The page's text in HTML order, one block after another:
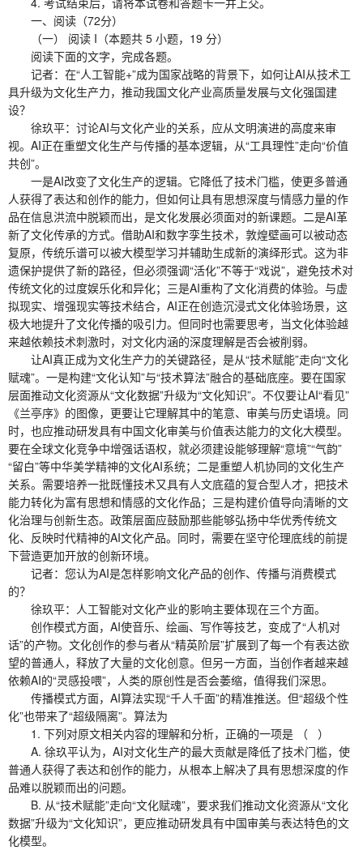
一、阅读（72分）
（一） 阅读 I（本题共 5 小题，19 分）
阅读下面的文字，完成各题。
记者：在“人工智能+”成为国家战略的背景下，如何让AI从技术工
具升级为文化生产力，推动我国文化产业高质量发展与文化强国建
设？
徐玖平：讨论AI与文化产业的关系，应从文明演进的高度来审
视。AI正在重塑文化生产与传播的基本逻辑，从“工具理性”走向“价值
共创”。
一是AI改变了文化生产的逻辑。它降低了技术门槛，使更多普通
人获得了表达和创作的能力，但如何让具有思想深度与情感力量的作
品在信息洪流中脱颖而出，是文化发展必须面对的新课题。二是AI革
新了文化传承的方式。借助AI和数字孪生技术，敦煌壁画可以被动态
复原，传统乐谱可以被大模型学习并辅助生成新的演绎形式。这为非
遗保护提供了新的路径，但必须强调“活化”不等于“戏说”，避免技术对
传统文化的过度娱乐化和异化；三是AI重构了文化消费的体验。与虚
拟现实、增强现实等技术结合，AI正在创造沉浸式文化体验场景，这
极大地提升了文化传播的吸引力。但同时也需要思考，当文化体验越
来越依赖技术刺激时，对文化内涵的深度理解是否会被削弱。
让AI真正成为文化生产力的关键路径，是从“技术赋能”走向“文化
赋魂”。一是构建“文化认知”与“技术算法”融合的基础底座。要在国家
层面推动文化资源从“文化数据”升级为“文化知识”。不仅要让AI“看见”
《兰亭序》的图像，更要让它理解其中的笔意、审美与历史语境。同
时，也应推动研发具有中国文化审美与价值表达能力的文化大模型。
要在全球文化竞争中增强话语权，就必须建设能够理解“意境”“气韵”
“留白”等中华美学精神的文化AI系统；二是重塑人机协同的文化生产
关系。需要培养一批既懂技术又具有人文底蕴的复合型人才，把技术
能力转化为富有思想和情感的文化作品；三是构建价值导向清晰的文
化治理与创新生态。政策层面应鼓励那些能够弘扬中华优秀传统文
化、反映时代精神的AI文化产品。同时，需要在坚守伦理底线的前提
下营造更加开放的创新环境。
记者：您认为AI是怎样影响文化产品的创作、传播与消费模式
的？
徐玖平：人工智能对文化产业的影响主要体现在三个方面。
创作模式方面，AI使音乐、绘画、写作等技艺，变成了“人机对
话”的产物。文化创作的参与者从“精英阶层”扩展到了每一个有表达欲
望的普通人，释放了大量的文化创意。但另一方面，当创作者越来越
依赖AI的“灵感投喂”，人类的原创性是否会萎缩，值得我们深思。
传播模式方面，AI算法实现“千人千面”的精准推送。但“超级个性
化”也带来了“超级隔离”。算法为
1. 下列对原文相关内容的理解和分析，正确的一项是 （ ）
A. 徐玖平认为，AI对文化生产的最大贡献是降低了技术门槛，使
普通人获得了表达和创作的能力，从根本上解决了具有思想深度的作
品难以脱颖而出的问题。
B. 从“技术赋能”走向“文化赋魂”，要求我们推动文化资源从“文化
数据”升级为“文化知识”，更应推动研发具有中国审美与表达特色的文
化模型。